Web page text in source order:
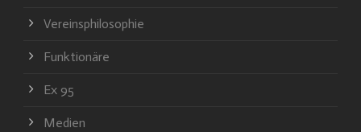
Vereinsphilosophie
Funktionäre
Ex 95
Medien